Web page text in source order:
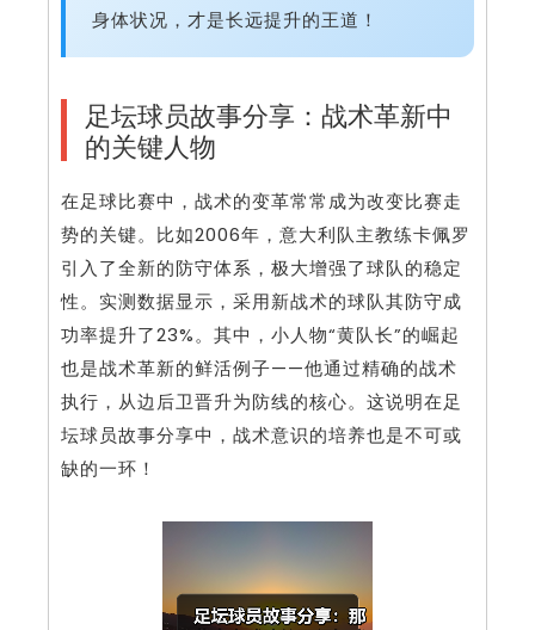
身体状况，才是长远提升的王道！
足坛球员故事分享：战术革新中
的关键人物
在足球比赛中，战术的变革常常成为改变比赛走
势的关键。比如2006年，意大利队主教练卡佩罗
引入了全新的防守体系，极大增强了球队的稳定
性。实测数据显示，采用新战术的球队其防守成
功率提升了23%。其中，小人物“黄队长”的崛起
也是战术革新的鲜活例子——他通过精确的战术
执行，从边后卫晋升为防线的核心。这说明在足
坛球员故事分享中，战术意识的培养也是不可或
缺的一环！